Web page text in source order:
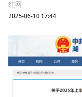
红网
2025-06-10 17:44